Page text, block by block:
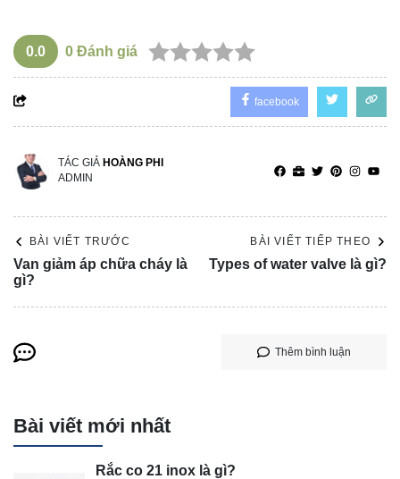
0.0 0 Đánh giá
facebook
TÁC GIẢ HOÀNG PHI
ADMIN
BÀI VIẾT TRƯỚC
Van giảm áp chữa cháy là
gì?
BÀI VIẾT TIẾP THEO
Types of water valve là gì?
Thêm bình luận
Bài viết mới nhất
Rắc co 21 inox là gì?